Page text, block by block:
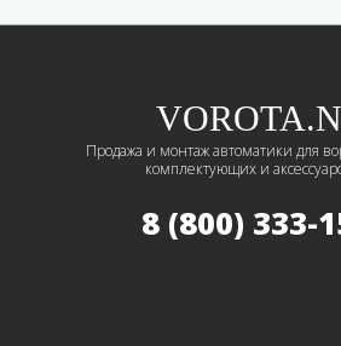
Продажа и монтаж автоматики для
комплектующих и
8 (800) 333-